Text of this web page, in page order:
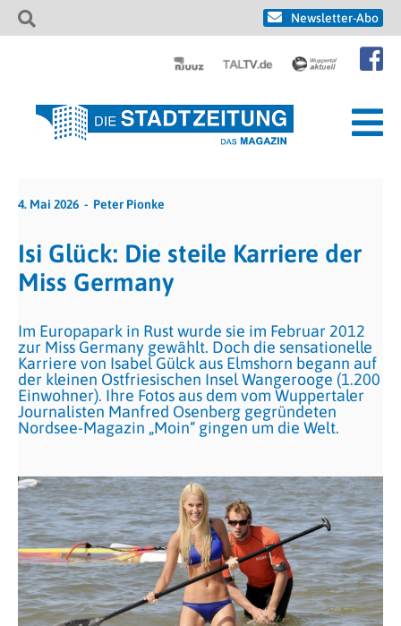
Newsletter-Abo
4. Mai 2026 Peter Pionke
Isi Glück: Die steile Karriere der
Miss Germany
Im Europapark in Rust wurde sie im Februar 2012
zur Miss Germany gewählt. Doch die sensationelle
Karriere von Isabel Gülck aus Elmshorn begann auf
der kleinen Ostfriesischen Insel Wangerooge (1.200
Einwohner). Ihre Fotos aus dem vom Wuppertaler
Journalisten Manfred Osenberg gegründeten
Nordsee-Magazin „Moin“ gingen um die Welt.